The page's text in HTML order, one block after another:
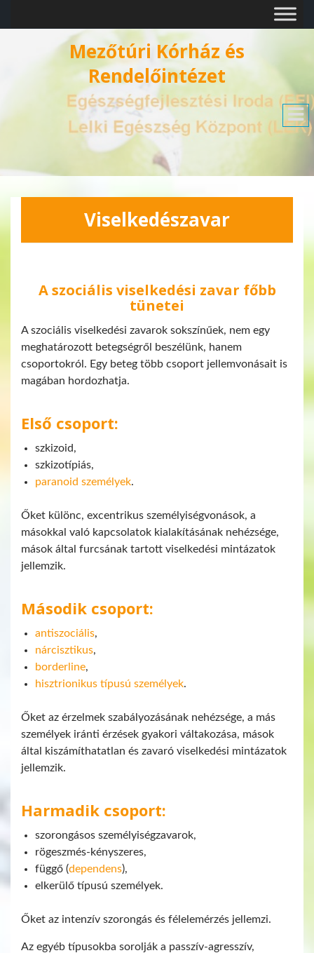
Mezőtúri Kórház és
Rendelőintézet
Viselkedészavar
A szociális viselkedési zavar főbb
tünetei
A szociális viselkedési zavarok sokszínűek, nem egy
meghatározott betegségről beszélünk, hanem
csoportokról. Egy beteg több csoport jellemvonásait is
magában hordozhatja.
Első csoport:
szkizoid,
szkizotípiás,
paranoid személyek.
Őket különc, excentrikus személyiségvonások, a
másokkal való kapcsolatok kialakításának nehézsége,
mások által furcsának tartott viselkedési mintázatok
jellemzik.
Második csoport:
antiszociális,
nárcisztikus,
borderline,
hisztrionikus típusú személyek.
Őket az érzelmek szabályozásának nehézsége, a más
személyek iránti érzések gyakori váltakozása, mások
által kiszámíthatatlan és zavaró viselkedési mintázatok
jellemzik.
Harmadik csoport:
szorongásos személyiségzavarok,
rögeszmés-kényszeres,
függő (dependens),
elkerülő típusú személyek.
Őket az intenzív szorongás és félelemérzés jellemzi.
Az egyéb típusokba sorolják a passzív-agresszív,